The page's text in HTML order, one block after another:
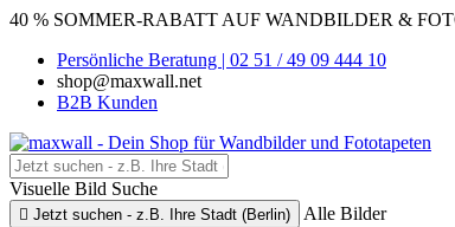
40 % SOMMER-RABATT AUF WANDBILDER &
Persönliche Beratung | 02 51 / 49 09 444 10
shop@maxwall.net
B2B Kunden
Visuelle Bild Suche
 Jetzt suchen - z.B. Ihre Stadt (Berlin)
Alle Bilder